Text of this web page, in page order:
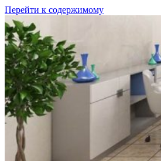
Перейти к содержимому